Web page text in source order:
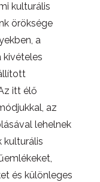
kulturális
öröksége
a
kivételes
itt élő
az
lehelnek
kulturális
és különleges